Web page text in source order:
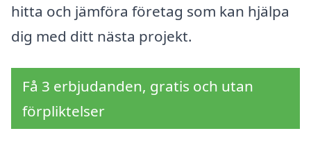
hitta och jämföra företag som kan hjälpa
dig med ditt nästa projekt.
Få 3 erbjudanden, gratis och utan
förpliktelser